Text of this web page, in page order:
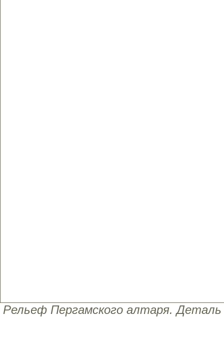
Рельеф Пергамского алтаря. Деталь